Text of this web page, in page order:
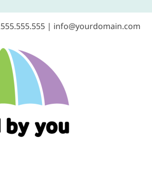
| info@yourdomain.com